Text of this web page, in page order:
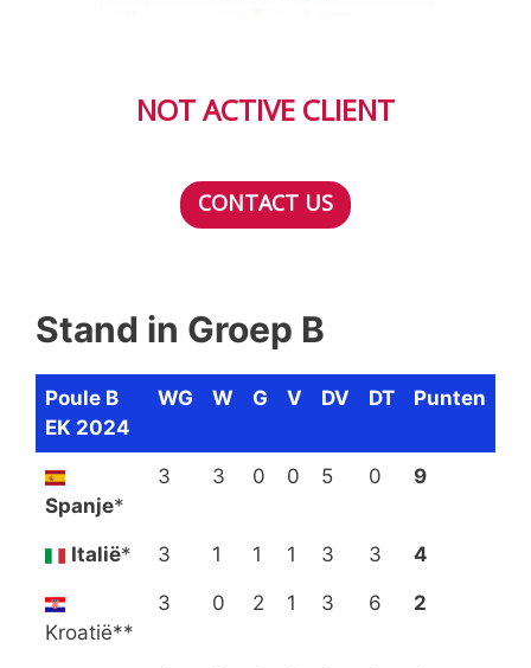
NOT ACTIVE CLIENT
CONTACT US
Stand in Groep B
Poule B
EK 2024
WG W G V DV DT Punten
Spanje*
3 3 0 0 5 0 9
Italië* 3 1 1 1 3 3 4
Kroatië**
3 0 2 1 3 6 2